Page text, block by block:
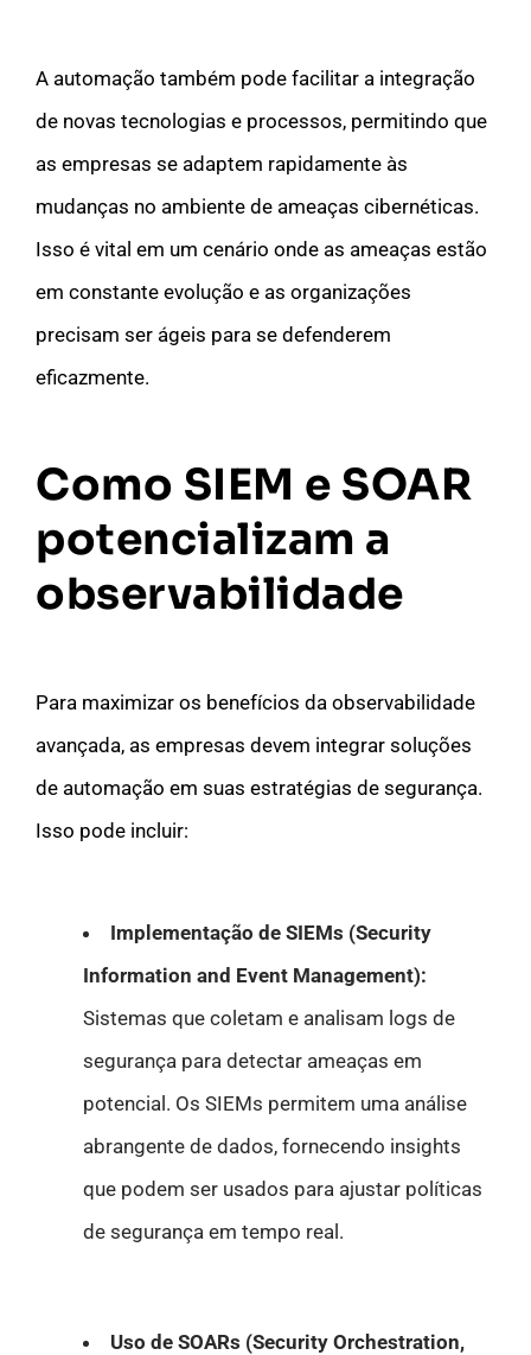
A automação também pode facilitar a integração
de novas tecnologias e processos, permitindo que
as empresas se adaptem rapidamente às
mudanças no ambiente de ameaças cibernéticas.
Isso é vital em um cenário onde as ameaças estão
em constante evolução e as organizações
precisam ser ágeis para se defenderem
eficazmente.
Como SIEM e SOAR
potencializam a
observabilidade
Para maximizar os benefícios da observabilidade
avançada, as empresas devem integrar soluções
de automação em suas estratégias de segurança.
Isso pode incluir:
Implementação de SIEMs (Security
Information and Event Management):
Sistemas que coletam e analisam logs de
segurança para detectar ameaças em
potencial. Os SIEMs permitem uma análise
abrangente de dados, fornecendo insights
que podem ser usados para ajustar políticas
de segurança em tempo real.
Uso de SOARs (Security Orchestration,